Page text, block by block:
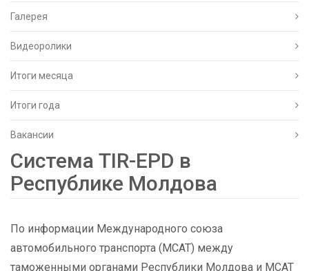
Галерея
Видеоролики
Итоги месяца
Итоги года
Вакансии
Система TIR-EPD в
Республике Молдова
По информации Международного союза
автомобильного транспорта (МСАТ) между
таможенными органами Республики Молдова и МСАТ